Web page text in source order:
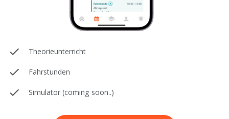
Theorieunterricht
Fahrstunden
Simulator (coming soon..)